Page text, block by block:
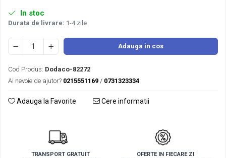
In stoc
Durata de livrare: 1-4 zile
Adauga in cos
Cod Produs: Dodaco-82272
Ai nevoie de ajutor? 0215551169 / 0731323334
Adauga la Favorite Cere informatii
TRANSPORT GRATUIT OFERTE IN FIECARE ZI